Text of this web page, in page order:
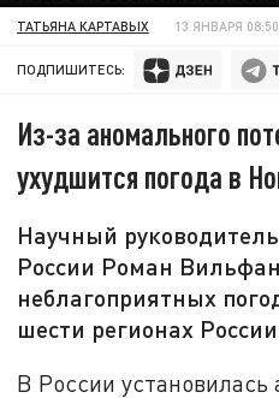
ТАТЬЯНА КАРТАВЫХ 13 ЯНВАРЯ 08:50
ПОДПИШИТЕСЬ:
Из-за аномального
ухудшится погода в
Научный
России Роман
неблагоприятных
шести регионах
В России установилась